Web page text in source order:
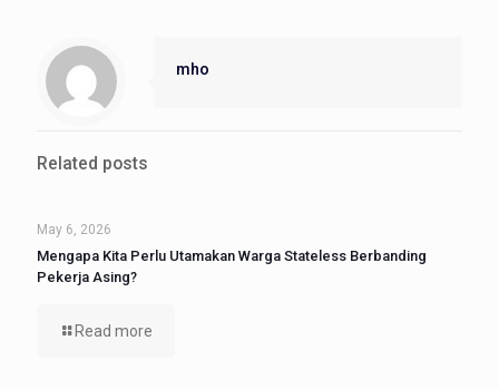
mho
Related posts
May 6, 2026
Mengapa Kita Perlu Utamakan Warga Stateless Berbanding
Pekerja Asing?
Read more